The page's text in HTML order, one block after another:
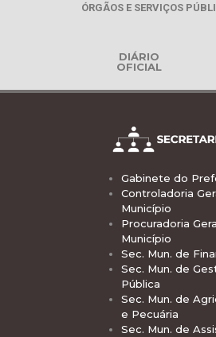
ÓRGÃOS E SERVIÇOS
DIÁRIO
OFICIAL
Gabinete do
Controladoria
Município
Procuradoria
Município
Sec. Mun. de
Sec. Mun. de
Pública
Sec. Mun. de
e Pecuária
Sec. Mun. de